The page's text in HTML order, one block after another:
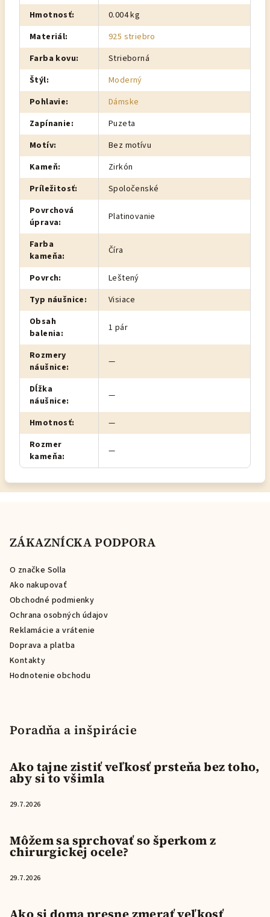
Hmotnosť:
0.004 kg
Materiál:
925 striebro
Farba kovu:
Strieborná
Štýl:
Moderný
Pohlavie:
Dámske
Zapínanie:
Puzeta
Motív:
Bez motívu
Kameň:
Zirkón
Príležitosť:
Spoločenské
Povrchová
úprava: Platinovanie
Farba
kameňa: Číra
Povrch:
Leštený
Typ náušnice:
Visiace
Obsah
balenia: 1 pár
Rozmery
náušnice: —
Dĺžka
náušnice: —
Hmotnosť:
—
Rozmer
kameňa: —
ZÁKAZNÍCKA PODPORA
O značke Solla
Ako nakupovať
Obchodné podmienky
Ochrana osobných údajov
Reklamácie a vrátenie
Doprava a platba
Kontakty
Hodnotenie obchodu
Poradňa a inšpirácie
Ako tajne zistiť veľkosť prsteňa bez toho,
aby si to všimla
29.7.2026
Môžem sa sprchovať so šperkom z
chirurgickej ocele?
29.7.2026